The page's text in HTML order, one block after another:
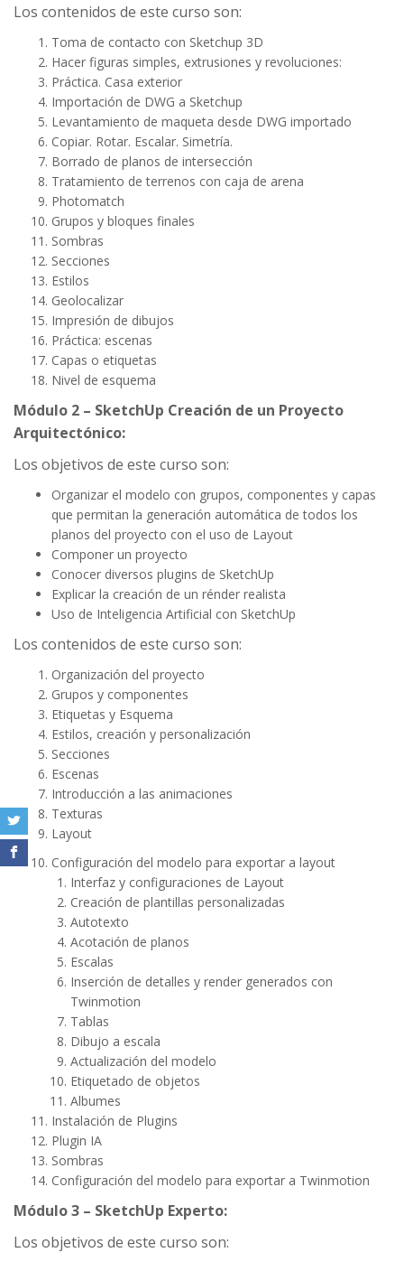
Los contenidos de este curso son:
Toma de contacto con Sketchup 3D
Hacer figuras simples, extrusiones y revoluciones:
Práctica. Casa exterior
Importación de DWG a Sketchup
Levantamiento de maqueta desde DWG importado
Copiar. Rotar. Escalar. Simetría.
Borrado de planos de intersección
Tratamiento de terrenos con caja de arena
Photomatch
Grupos y bloques finales
Sombras
Secciones
Estilos
Geolocalizar
Impresión de dibujos
Práctica: escenas
Capas o etiquetas
Nivel de esquema
Módulo 2 – SketchUp Creación de un Proyecto
Arquitectónico:
Los objetivos de este curso son:
Organizar el modelo con grupos, componentes y capas
que permitan la generación automática de todos los
planos del proyecto con el uso de Layout
Componer un proyecto
Conocer diversos plugins de SketchUp
Explicar la creación de un rénder realista
Uso de Inteligencia Artificial con SketchUp
Los contenidos de este curso son:
Organización del proyecto
Grupos y componentes
Etiquetas y Esquema
Estilos, creación y personalización
Secciones
Escenas
Introducción a las animaciones
Texturas
Layout
Configuración del modelo para exportar a layout
Interfaz y configuraciones de Layout
Creación de plantillas personalizadas
Autotexto
Acotación de planos
Escalas
Inserción de detalles y render generados con
Twinmotion
Tablas
Dibujo a escala
Actualización del modelo
Etiquetado de objetos
Albumes
Instalación de Plugins
Plugin IA
Sombras
Configuración del modelo para exportar a Twinmotion
Módulo 3 – SketchUp Experto:
Los objetivos de este curso son: